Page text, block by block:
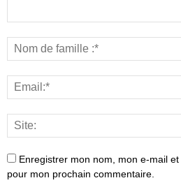
Enregistrer mon nom, mon e-mail
pour mon prochain commentaire.